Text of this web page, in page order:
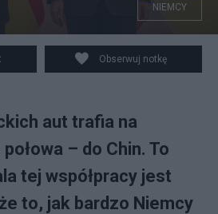
Olafa Scholza w Chinach. Fot.
NIEMCY
Obserwuj notkę
aut trafia na
– do Chin. To
tej współpracy jest
to, jak bardzo Niemcy